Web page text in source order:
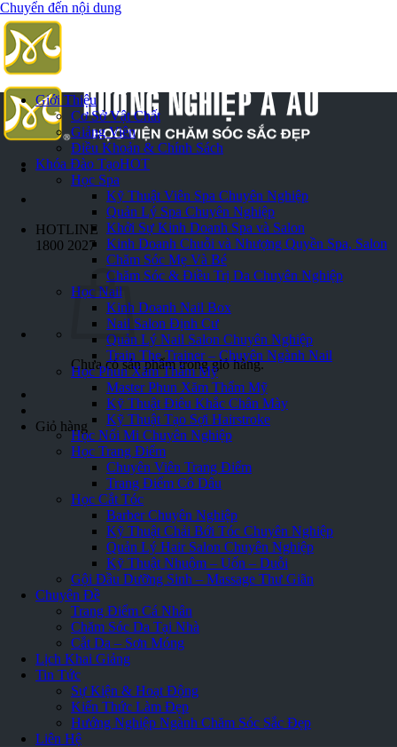
Chuyển đến nội dung
HOTLINE
1800 2027
Chưa có sản phẩm trong giỏ hàng.
Giỏ hàng
Giới Thiệu
Cơ Sở Vật Chất
Giảng Viên
Điều Khoản & Chính Sách
Khóa Đào TạoHOT
Học Spa
Kỹ Thuật Viên Spa Chuyên Nghiệp
Quản Lý Spa Chuyên Nghiệp
Khởi Sự Kinh Doanh Spa và Salon
Kinh Doanh Chuỗi và Nhượng Quyền Spa, Salon
Chăm Sóc Mẹ Và Bé
Chăm Sóc & Điều Trị Da Chuyên Nghiệp
Học Nail
Kinh Doanh Nail Box
Nail Salon Định Cư
Quản Lý Nail Salon Chuyên Nghiệp
Train The Trainer – Chuyên Ngành Nail
Học Phun Xăm Thẩm Mỹ
Master Phun Xăm Thẩm Mỹ
Kỹ Thuật Điêu Khắc Chân Mày
Kỹ Thuật Tạo Sợi Hairstroke
Học Nối Mi Chuyên Nghiệp
Học Trang Điểm
Chuyên Viên Trang Điểm
Trang Điểm Cô Dâu
Học Cắt Tóc
Barber Chuyên Nghiệp
Kỹ Thuật Chải Bới Tóc Chuyên Nghiệp
Quản Lý Hair Salon Chuyên Nghiệp
Kỹ Thuật Nhuộm – Uốn – Duỗi
Gội Đầu Dưỡng Sinh – Massage Thư Giãn
Chuyên Đề
Trang Điểm Cá Nhân
Chăm Sóc Da Tại Nhà
Cắt Da – Sơn Móng
Lịch Khai Giảng
Tin Tức
Sự Kiện & Hoạt Động
Kiến Thức Làm Đẹp
Hướng Nghiệp Ngành Chăm Sóc Sắc Đẹp
Liên Hệ